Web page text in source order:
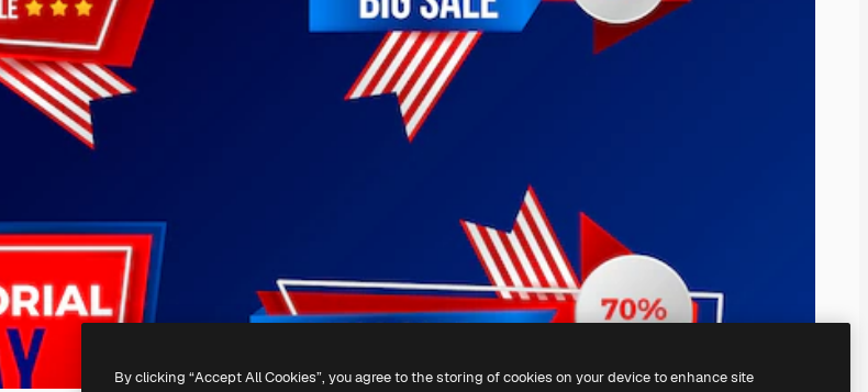
By clicking “Accept All Cookies”, you agree to the storing of cookies on your device to enhance site